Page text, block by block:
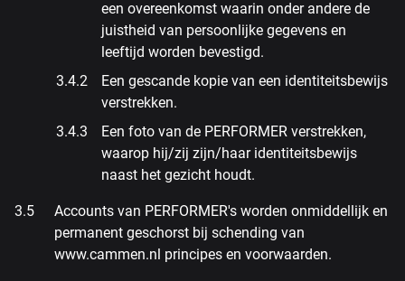
een overeenkomst waarin onder andere de
juistheid van persoonlijke gegevens en
leeftijd worden bevestigd.
Een gescande kopie van een identiteitsbewijs
verstrekken.
Een foto van de PERFORMER verstrekken,
waarop hij/zij zijn/haar identiteitsbewijs
naast het gezicht houdt.
Accounts van PERFORMER's worden onmiddellijk en
permanent geschorst bij schending van
www.cammen.nl principes en voorwaarden.